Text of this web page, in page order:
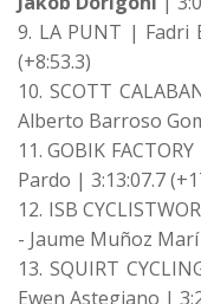
9. LA PUNT | Fadri
(+8:53.3)
10. SCOTT
Alberto Barroso
11. GOBIK
Pardo | 3:13:07.7
12. ISB
- Jaume Muñoz
13. SQUIRT
Ewen Astegiano |